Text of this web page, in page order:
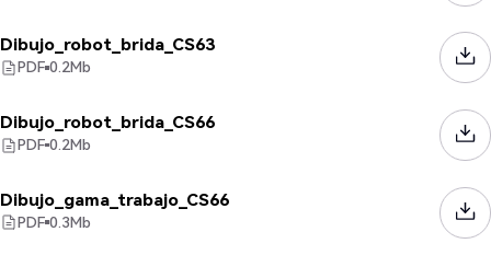
Dibujo_robot_brida_CS63
PDF 0.2Mb
Dibujo_robot_brida_CS66
PDF 0.2Mb
Dibujo_gama_trabajo_CS66
PDF 0.3Mb